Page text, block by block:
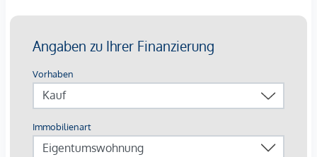
Wärmerückgewinnungskonzept
außenliegender Sonnenschutz mittels elektrisch
bedienbarer Raffstores
3-Scheiben-Verglaste Kunststofffenster mit
Aluminium-Deckschalen
Walk-In-Duschen mit Glastrennwand bzw.
Badewannen, je nach Grundriss